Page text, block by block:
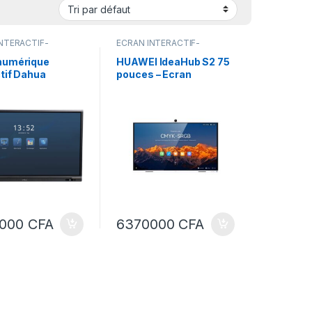
Dahua
CFA
ECRAN INTERACTIF-
HUAWEI IdeaHub S2 75
pouces – Ecran
6370000 CFA